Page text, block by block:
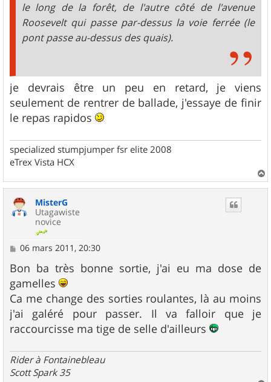
le long de la forêt, de l'autre côté de l'avenue
Roosevelt qui passe par-dessus la voie ferrée (le
pont passe au-dessus des quais).
je devrais être un peu en retard, je viens
seulement de rentrer de ballade, j'essaye de finir
le repas rapidos
specialized stumpjumper fsr elite 2008
eTrex Vista HCX
a
MisterG
Utagawiste
novice
M
s
s
a
g
e
06 mars 2011, 20:30
Bon ba très bonne sortie, j'ai eu ma dose de
gamelles
Ca me change des sorties roulantes, là au moins
j'ai galéré pour passer. Il va falloir que je
raccourcisse ma tige de selle d'ailleurs
Rider à Fontainebleau
Scott Spark 35